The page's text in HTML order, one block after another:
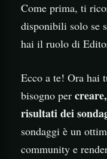
Come prima, ti
disponibili solo se
hai il ruolo di
Ecco a te! Ora hai
bisogno per
risultati dei
sondaggi è un
community e